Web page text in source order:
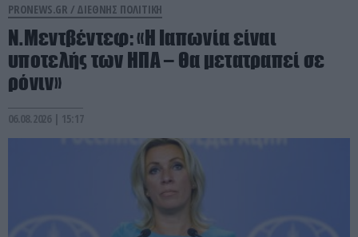
PRONEWS.GR / ΔΙΕΘΝΗΣ ΠΟΛΙΤΙΚΗ
Ν.Μεντβέντεφ: «Η Ιαπωνία είναι
υποτελής των ΗΠΑ – Θα μετατραπεί σε
ρόνιν»
06.08.2026 | 15:17